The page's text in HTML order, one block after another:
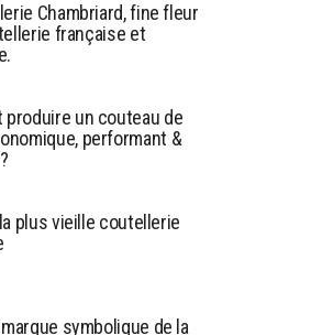
Chambriard, fine fleur
française et
produire un couteau de
performant &
plus vieille coutellerie
symbolique de la